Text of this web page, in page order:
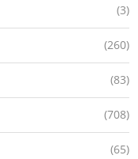
(3)
(260)
(83)
(708)
(65)